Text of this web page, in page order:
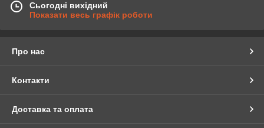
Сьогодні вихідний
Показати весь графік роботи
Про нас
Контакти
Доставка та оплата